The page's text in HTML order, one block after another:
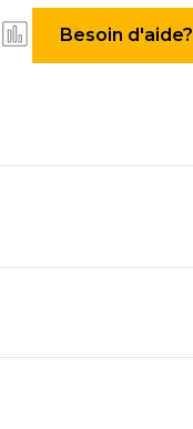
Besoin d'aide?